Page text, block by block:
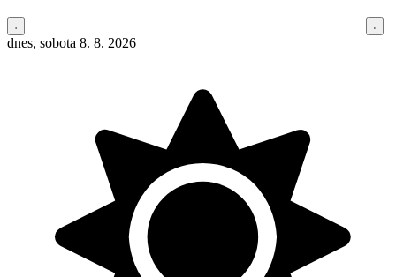
dnes, sobota 8. 8. 2026